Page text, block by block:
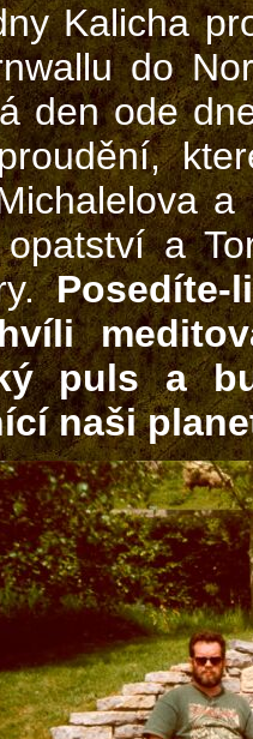
Kalicha
do
den ode
a
puls a
naši